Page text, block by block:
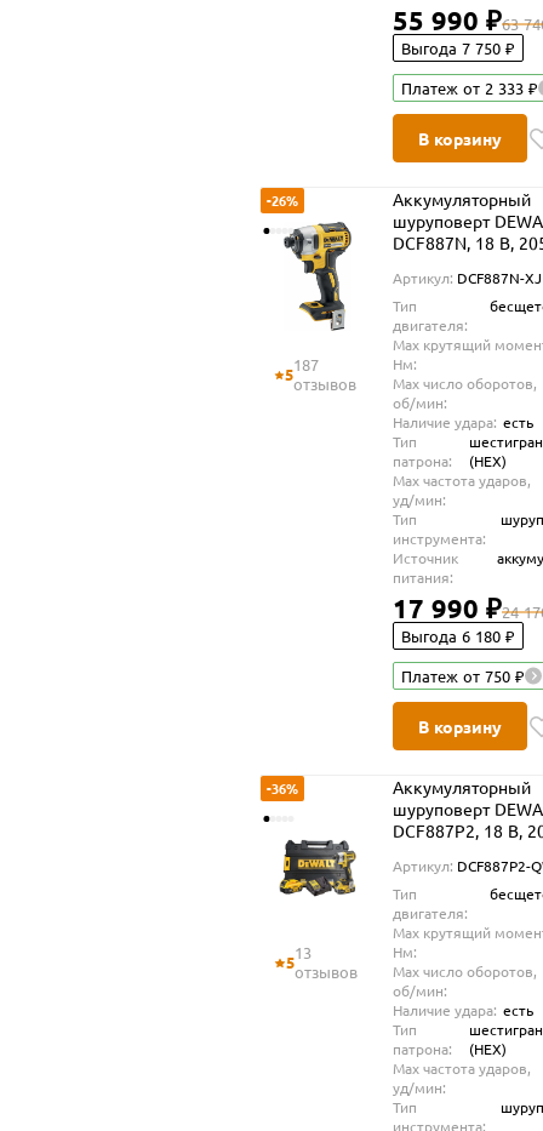
55 990 ₽63
Выгода 7 750 ₽
Платеж от 2 333 ₽
В корзину
-26%
5187
отзывов
Аккумуляторный
шуруповерт
DCF887N, 18 В,
ЗУ (DCF887N-XJ)
Артикул: DCF887N-XJ
Тип
двигателя:
Max крутящий
Нм:
Max число оборотов,
об/мин:
Наличие удара: есть
Тип
патрона:
(HEX)
Max частота ударов,
уд/мин:
Тип
инструмента:
Источник
питания:
17 990 ₽24
Выгода 6 180 ₽
Платеж от 750 ₽
В корзину
-36%
513
отзывов
Аккумуляторный
шуруповерт
DCF887P2, 18 В,
АКБ 5 Ач и ЗУ, в
(DCF887P2-QW)
Артикул: DCF887P2-
Тип
двигателя:
Max крутящий
Нм:
Max число оборотов,
об/мин:
Наличие удара: есть
Тип
патрона:
(HEX)
Max частота ударов,
уд/мин:
Тип
инструмента: